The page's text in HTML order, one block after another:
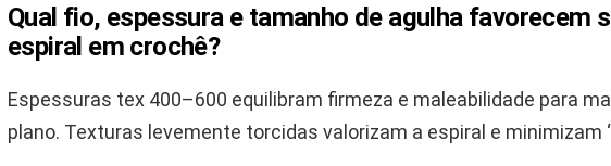
Qual fio, espessura e tamanho de agulha favorecem
espiral em crochê?
Espessuras tex 400–600 equilibram firmeza e maleabilidade para
plano. Texturas levemente torcidas valorizam a espiral e minimizam